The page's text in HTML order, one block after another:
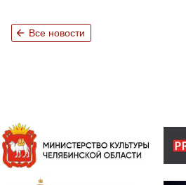
arrow_back Все новости